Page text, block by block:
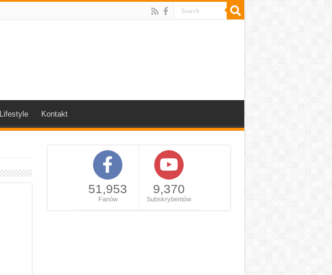
Lifestyle Kontakt
51,953
Fanów
9,370
Subskrybentów